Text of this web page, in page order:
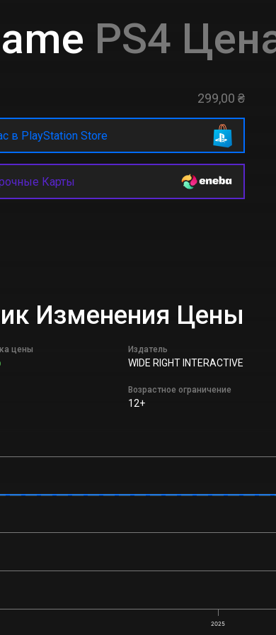
PS4
299,00 ₴
в PlayStation Store
Карты
Изменения Цены
цены Издатель
WIDE RIGHT INTERACTIVE
Возрастное ограничение
12+
2025